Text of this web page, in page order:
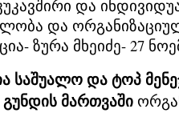
და
და
ზურა მხეიძე- 27
საშუალო და ტოპ
გუნდის მართვაში